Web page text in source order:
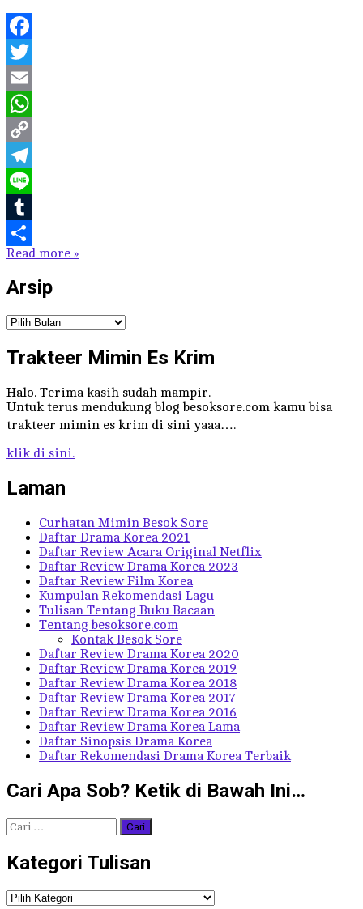
Facebook
Twitter
Email
WhatsApp
Copy
Link
Telegram
Line
Tumblr
Share
Read more »
Arsip
Arsip
Trakteer Mimin Es Krim
Halo. Terima kasih sudah mampir.
Untuk terus mendukung blog besoksore.com kamu bisa
trakteer mimin es krim di sini yaaa….
klik di sini.
Laman
Curhatan Mimin Besok Sore
Daftar Drama Korea 2021
Daftar Review Acara Original Netflix
Daftar Review Drama Korea 2023
Daftar Review Film Korea
Kumpulan Rekomendasi Lagu
Tulisan Tentang Buku Bacaan
Tentang besoksore.com
Kontak Besok Sore
Daftar Review Drama Korea 2020
Daftar Review Drama Korea 2019
Daftar Review Drama Korea 2018
Daftar Review Drama Korea 2017
Daftar Review Drama Korea 2016
Daftar Review Drama Korea Lama
Daftar Sinopsis Drama Korea
Daftar Rekomendasi Drama Korea Terbaik
Cari Apa Sob? Ketik di Bawah Ini…
Cari
untuk:
Kategori Tulisan
Kategori